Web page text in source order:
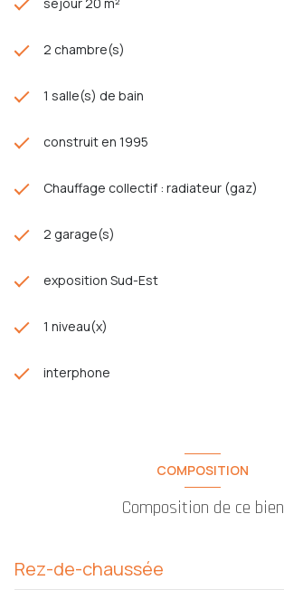
2 chambre(s)
1 salle(s) de bain
construit en 1995
Chauffage collectif : radiateur (gaz)
2 garage(s)
exposition Sud-Est
1 niveau(x)
interphone
COMPOSITION
Composition de ce bien
Rez-de-chaussée